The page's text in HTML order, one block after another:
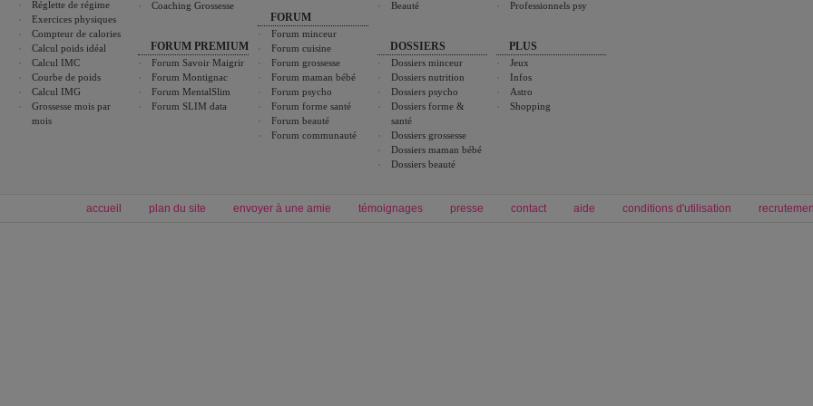
Réglette de régime
Exercices physiques
Compteur de calories
Calcul poids idéal
Calcul IMC
Courbe de poids
Calcul IMG
Grossesse mois par
mois
Coaching Grossesse
FORUM PREMIUM
Forum Savoir Maigrir
Forum Montignac
Forum MentalSlim
Forum SLIM data
FORUM
Forum minceur
Forum cuisine
Forum grossesse
Forum maman bébé
Forum psycho
Forum forme santé
Forum beauté
Forum communauté
Beauté
DOSSIERS
Dossiers minceur
Dossiers nutrition
Dossiers psycho
Dossiers forme &
santé
Dossiers grossesse
Dossiers maman bébé
Dossiers beauté
Professionnels psy
PLUS
Jeux
Infos
Astro
Shopping
accueil plan du site envoyer à une amie témoignages presse contact aide conditions d'utilisation